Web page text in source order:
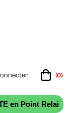
(0)
en Point Relai